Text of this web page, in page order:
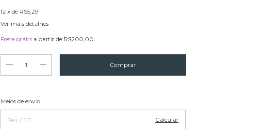
12 x de R$5,29
Ver mais detalhes
Frete grátis a partir de R$200,00
Entregas para o CEP:
Meios de envio
Calcular